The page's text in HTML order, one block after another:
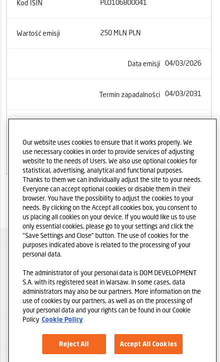
Kod ISIN PLO106800041
Wartość emisji 250 MLN PLN
Data emisji 04/03/2026
Termin zapadalności 04/03/2031
Warunki emisji
O SPÓŁCE
POLITYKA IR
POLITYKA PRYWATNOŚCI
REGULAMIN
COOKIES
POLEĆ STRONĘ
STRONA GŁÓWNA DOM DEVELOPMENT S.A.
Our website uses cookies to ensure that it works properly. We
use necessary cookies in order to provide services of adjusting
website to the needs of Users. We also use optional cookies for
statistical, advertising, analytical and functional purposes.
Thanks to them we can individually adjust the site to your needs.
Everyone can accept optional cookies or disable them in their
browser. You have the possibility to adjust the cookies to your
needs. By clicking on the Accept all cookies box, you consent to
us placing all cookies on your device. If you would like us to use
only essential cookies, please go to your settings and click the
"Save Settings and Close" button. The use of cookies for the
purposes indicated above is related to the processing of your
personal data.
The administrator of your personal data is DOM DEVELOPMENT
S.A. with its registered seat in Warsaw. In some cases, data
administrators may also be our partners. More information on the
use of cookies by our partners, as well as on the processing of
your personal data and your rights can be found in our Cookie
Policy Cookie Policy
Reject All Accept All Cookies